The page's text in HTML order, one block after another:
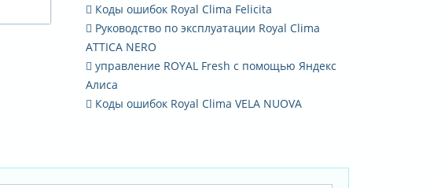
Коды ошибок Royal Clima Felicita
Руководство по эксплуатации Royal Clima
ATTICA NERO
управление ROYAL Fresh с помощью Яндекс
Алиса
Коды ошибок Royal Clima VELA NUOVA